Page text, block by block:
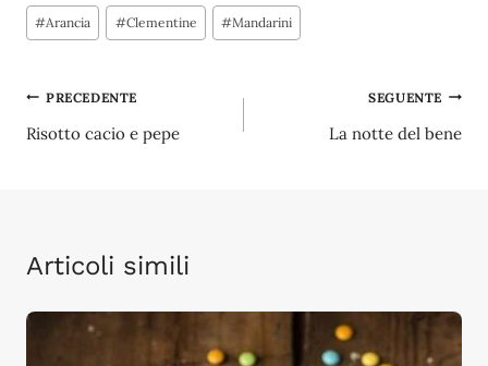
Tag
articolo:
#Arancia #Clementine #Mandarini
Navigazione
articoli
PRECEDENTE
Risotto cacio e pepe
SEGUENTE
La notte del bene
Articoli simili